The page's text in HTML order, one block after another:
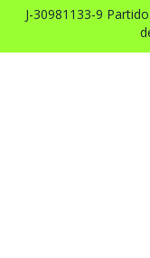
J-30981133-9